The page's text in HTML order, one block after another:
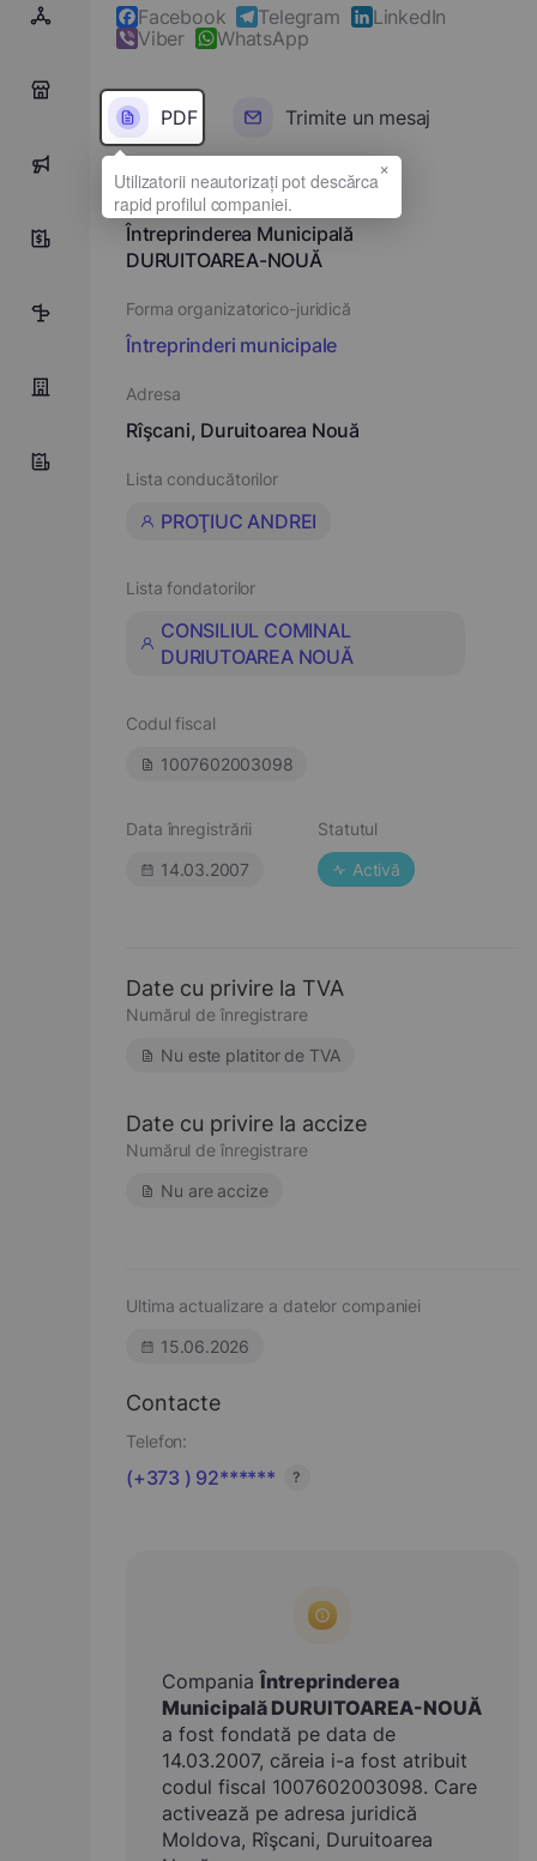
9
5
Facebook Telegram
LinkedIn
Viber
WhatsApp
PDF Trimite un mesaj
Denumirea completă
Întreprinderea Municipală
DURUITOAREA-NOUĂ
Forma organizatorico-juridică
Întreprinderi municipale
Adresa
Rîşcani, Duruitoarea Nouă
Lista conducătorilor
PROŢIUC ANDREI
Lista fondatorilor
CONSILIUL COMINAL
DURIUTOAREA NOUĂ
Codul fiscal
1007602003098
Data înregistrării
14.03.2007
Statutul
Activă
Date cu privire la TVA
Numărul de înregistrare
Nu este platitor de TVA
Date cu privire la accize
Numărul de înregistrare
Nu are accize
Ultima actualizare a datelor companiei
15.06.2026
Contacte
Telefon:
(+373 ) 92****** ?
CompaniaÎntreprinderea
Municipală DURUITOAREA-NOUĂ
a fost fondată pe data de
14.03.2007, căreia i-a fost atribuit
codul fiscal 1007602003098. Care
activează pe adresa juridică
Moldova, Rîşcani, Duruitoarea
×